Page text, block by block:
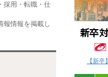
採用・転職・仕
報情報を掲載し
【新